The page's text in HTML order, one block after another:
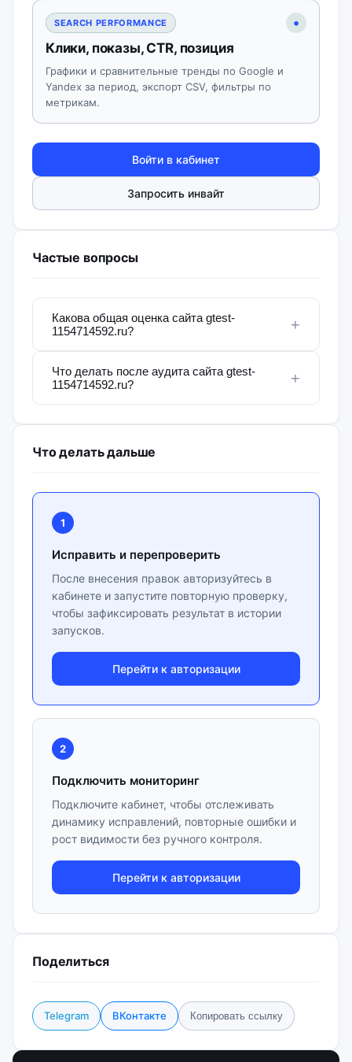
SEARCH PERFORMANCE •
Клики, показы, CTR, позиция
Графики и сравнительные тренды по Google и
Yandex за период, экспорт CSV, фильтры по
метрикам.
Войти в кабинет
Запросить инвайт
Частые вопросы
Какова общая оценка сайта gtest-
1154714592.ru?
+
Что делать после аудита сайта gtest-
1154714592.ru?
+
Что делать дальше
1
Исправить и перепроверить
После внесения правок авторизуйтесь в
кабинете и запустите повторную проверку,
чтобы зафиксировать результат в истории
запусков.
Перейти к авторизации
2
Подключить мониторинг
Подключите кабинет, чтобы отслеживать
динамику исправлений, повторные ошибки и
рост видимости без ручного контроля.
Перейти к авторизации
Поделиться
Telegram ВКонтакте Копировать ссылку